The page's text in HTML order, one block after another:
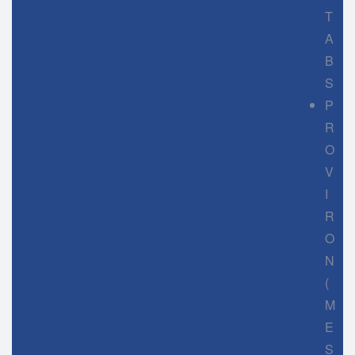
T
A
B
S
P
R
O
V
I
R
O
N
(
M
E
S